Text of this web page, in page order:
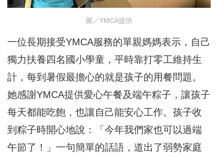
圖／YMCA提供
一位長期接受YMCA服務的單親媽媽表示，自己
獨力扶養四名國小學童，平時靠打零工維持生
計，每到暑假最擔心的就是孩子的用餐問題。
她感謝YMCA提供愛心午餐及端午粽子，讓孩子
每天都能吃飽，也讓自己能安心工作。孩子收
到粽子時開心地說：「今年我們家也可以過端
午節了！」一句簡單的話語，道出了弱勢家庭